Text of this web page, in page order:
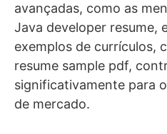
avançadas, como as
Java developer resume,
exemplos de currículos,
resume sample pdf,
significativamente para
de mercado.